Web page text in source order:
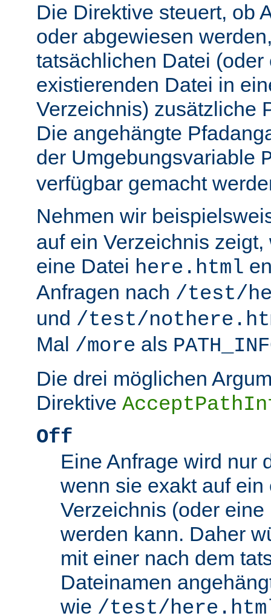
Die Direktive steuert, ob
oder abgewiesen
tatsächlichen Datei (oder
existierenden Datei in
Verzeichnis) zusätzliche
Die angehängte
der Umgebungsvariable
verfügbar gemacht
Nehmen wir
auf ein Verzeichnis
eine Datei here.html
Anfragen nach /test/
und /test/
Mal /more als
Die drei möglichen
Direktive
Off
Eine Anfrage wird nur
wenn sie exakt auf
Verzeichnis (oder
werden kann. Daher
mit einer nach dem
Dateinamen
wie /test/